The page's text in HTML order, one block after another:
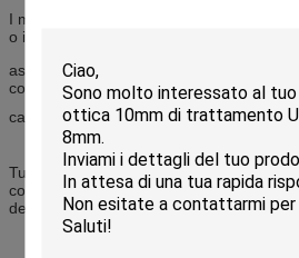
I migliori connettori perdono la luce
o il cattivo allineamento delle fibre.
assicuriamo il tipo di FC, il tipo di LC, il
connettori veloci della st per il cavo
cavo dell'interno di 0.9mm 2.0mm
Tutti i nostri connettori veloci a fibra
compiacente e la perdita dell'inserzione
della spedizione.